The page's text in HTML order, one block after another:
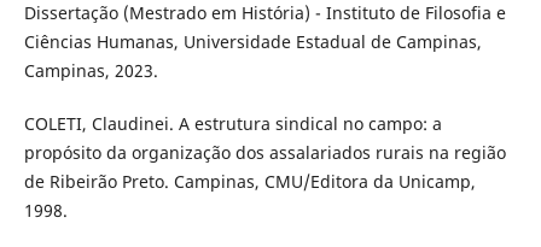
Dissertação (Mestrado em História) - Instituto de Filosofia e
Ciências Humanas, Universidade Estadual de Campinas,
Campinas, 2023.
COLETI, Claudinei. A estrutura sindical no campo: a
propósito da organização dos assalariados rurais na região
de Ribeirão Preto. Campinas, CMU/Editora da Unicamp,
1998.